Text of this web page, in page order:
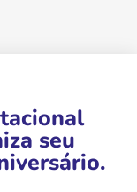
seu